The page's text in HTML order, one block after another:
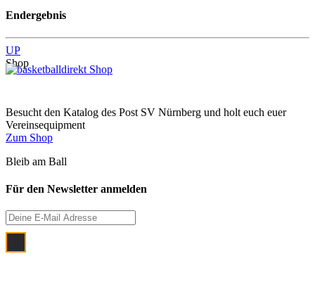
Endergebnis
UP
Shop
Besucht den Katalog des Post SV Nürnberg und holt euch euer
Vereinsequipment
Zum Shop
Bleib am Ball
Für den Newsletter anmelden